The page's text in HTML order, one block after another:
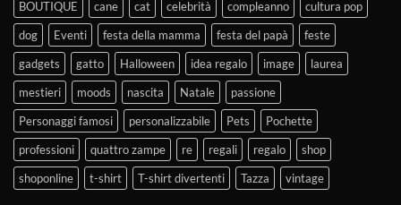
BOUTIQUE
cane cat celebrità compleanno
cultura pop
dog
Eventi festa della mamma festa del papà
feste
gadgets
gatto Halloween idea regalo image
laurea
mestieri
moods nascita Natale
passione
Personaggi famosi
personalizzabile Pets
Pochette
professioni
quattro zampe re regali regalo
shop
shoponline
t-shirt T-shirt divertenti Tazza vintage